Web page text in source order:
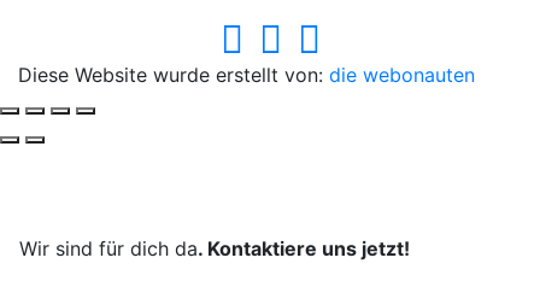
Diese Website wurde erstellt von: die webonauten
Wir sind für dich da. Kontaktiere uns jetzt!